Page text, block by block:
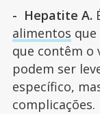
- Hepatite A.
alimentos
que contêm o
podem ser
específico,
complicações.